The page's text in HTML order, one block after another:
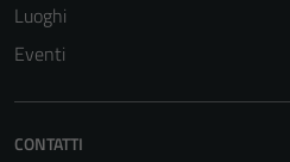
Luoghi
Eventi
CONTATTI